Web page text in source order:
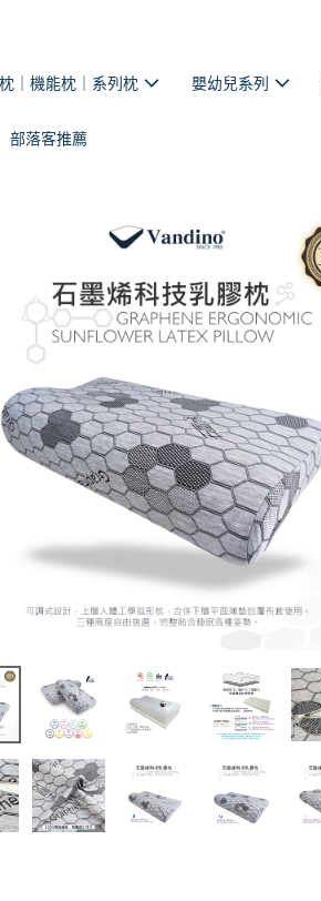
｜機能枕｜系列枕 嬰幼兒系列
部落客推薦